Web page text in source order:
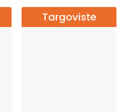
Targoviste